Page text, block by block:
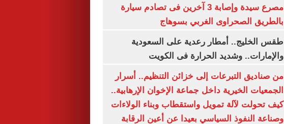
مصرع سيدة وإصابة 3 آخرين فى تصادم سيارة
بالطريق الصحراوى الغربي بسوهاج
طقس الخليج.. أمطار رعدية على السعودية
والإمارات.. وشديد الحرارة فى الكويت
من صناديق التبرعات إلى خزائن التنظيم.. أسرار
الجمعيات الخيرية داخل جماعة الإخوان الإرهابية..
كيف تحولت لآلة تمويل واستقطاب وبناء الولاءات
وصناعة النفوذ السياسي بعيدا عن أعين الرقابة